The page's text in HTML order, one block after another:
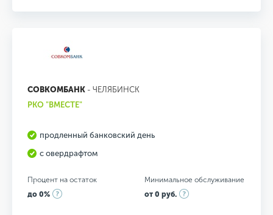
СОВКОМБАНК - ЧЕЛЯБИНСК
РКО "ВМЕСТЕ"
продленный банковский день
с овердрафтом
Процент на остаток
до 0%
Минимальное обслуживание
от 0 руб.